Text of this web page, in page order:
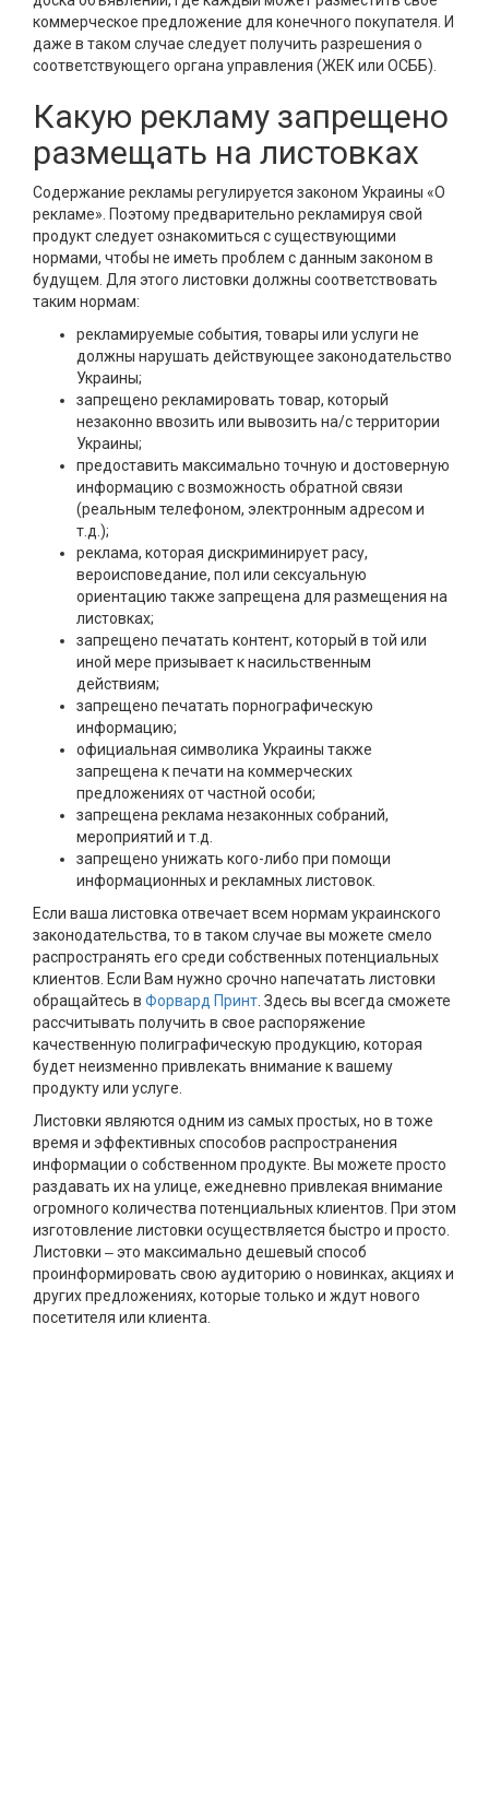
коммерческое предложение для конечного покупателя. И
даже в таком случае следует получить разрешения о
соответствующего органа управления (ЖЕК или ОСББ).
Какую рекламу запрещено
размещать на листовках
Содержание рекламы регулируется законом Украины «О
рекламе». Поэтому предварительно рекламируя свой
продукт следует ознакомиться с существующими
нормами, чтобы не иметь проблем с данным законом в
будущем. Для этого листовки должны соответствовать
таким нормам:
рекламируемые события, товары или услуги не
должны нарушать действующее законодательство
Украины;
запрещено рекламировать товар, который
незаконно ввозить или вывозить на/с территории
Украины;
предоставить максимально точную и достоверную
информацию с возможность обратной связи
(реальным телефоном, электронным адресом и
т.д.);
реклама, которая дискриминирует расу,
вероисповедание, пол или сексуальную
ориентацию также запрещена для размещения на
листовках;
запрещено печатать контент, который в той или
иной мере призывает к насильственным
действиям;
запрещено печатать порнографическую
информацию;
официальная символика Украины также
запрещена к печати на коммерческих
предложениях от частной особи;
запрещена реклама незаконных собраний,
мероприятий и т.д.
запрещено унижать кого-либо при помощи
информационных и рекламных листовок.
Если ваша листовка отвечает всем нормам украинского
законодательства, то в таком случае вы можете смело
распространять его среди собственных потенциальных
клиентов. Если Вам нужно срочно напечатать листовки
обращайтесь в Форвард Принт . Здесь вы всегда сможете
рассчитывать получить в свое распоряжение
качественную полиграфическую продукцию, которая
будет неизменно привлекать внимание к вашему
продукту или услуге.
Листовки являются одним из самых простых, но в тоже
время и эффективных способов распространения
информации о собственном продукте. Вы можете просто
раздавать их на улице, ежедневно привлекая внимание
огромного количества потенциальных клиентов. При этом
изготовление листовки осуществляется быстро и просто.
Листовки ‒ это максимально дешевый способ
проинформировать свою аудиторию о новинках, акциях и
других предложениях, которые только и ждут нового
посетителя или клиента.